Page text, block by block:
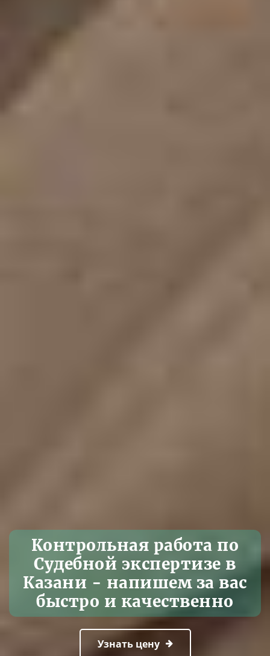
Контрольная работа по
Судебной экспертизе в
Казани - напишем за вас
быстро и качественно
Узнать цену